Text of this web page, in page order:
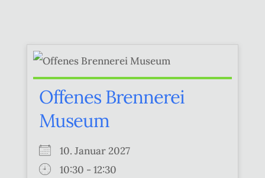
Offenes Brennerei
Museum
10. Januar 2027
10:30 - 12:30